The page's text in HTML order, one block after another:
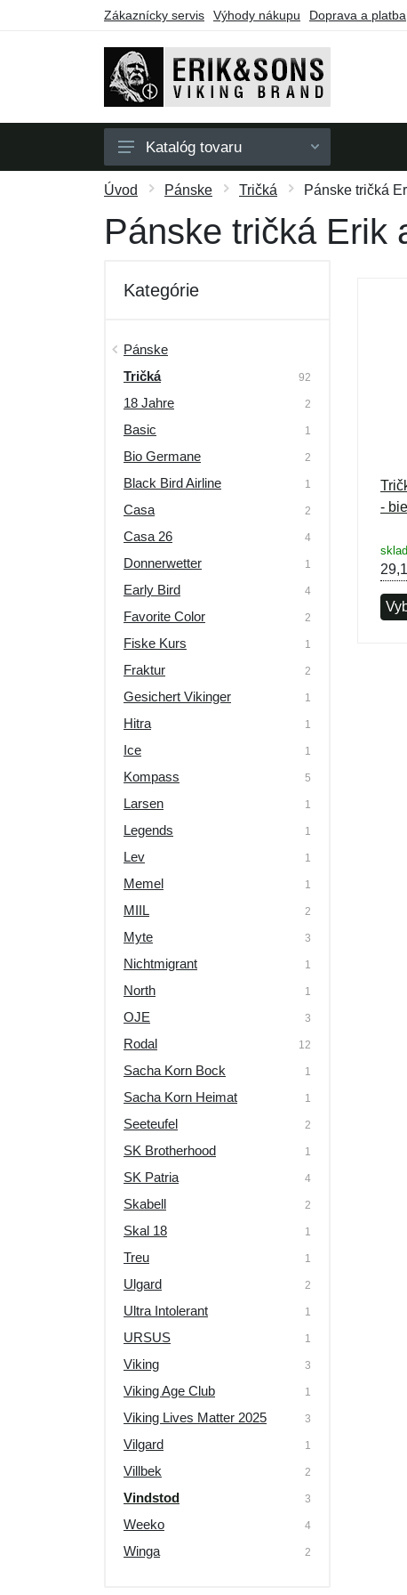
Zákaznícky servis Výhody nákupu Doprava a platba
Pánske
Dámske
Darčekové poukazy
Katalóg tovaru
Úvod Pánske Tričká Pánske tričká
Pánske tričká Erik
Kategórie
Pánske
Tričká
92
18 Jahre 2
Basic 1
Bio Germane 2
Black Bird Airline 1
Casa 2
Casa 26 4
Donnerwetter 1
Early Bird 4
Favorite Color 2
Fiske Kurs 1
Fraktur 2
Gesichert Vikinger 1
Hitra 1
Ice 1
Kompass 5
Larsen 1
Legends 1
Lev 1
Memel 1
MIIL 2
Myte 3
Nichtmigrant 1
North 1
OJE 3
Rodal 12
Sacha Korn Bock 1
Sacha Korn Heimat 1
Seeteufel 2
SK Brotherhood 1
SK Patria 4
Skabell 2
Skal 18 1
Treu 1
Ulgard 2
Ultra Intolerant 1
URSUS 1
Viking 3
Viking Age Club 1
Viking Lives Matter 2025 3
Vilgard 1
Villbek 2
Vindstod 3
Weeko 4
Winga 2
-